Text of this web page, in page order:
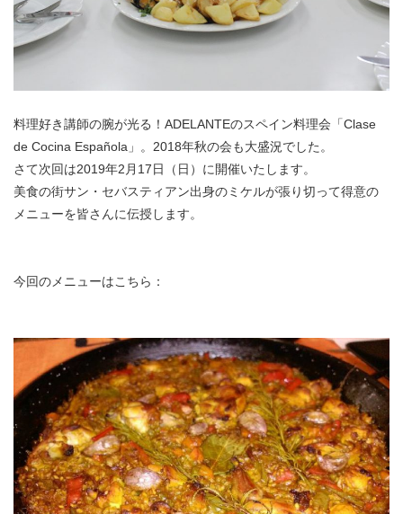
料理好き講師の腕が光る！ADELANTEのスペイン料理会「Clase
de Cocina Española」。2018年秋の会も大盛況でした。
さて次回は2019年2月17日（日）に開催いたします。
美食の街サン・セバスティアン出身のミケルが張り切って得意の
メニューを皆さんに伝授します。
今回のメニューはこちら：